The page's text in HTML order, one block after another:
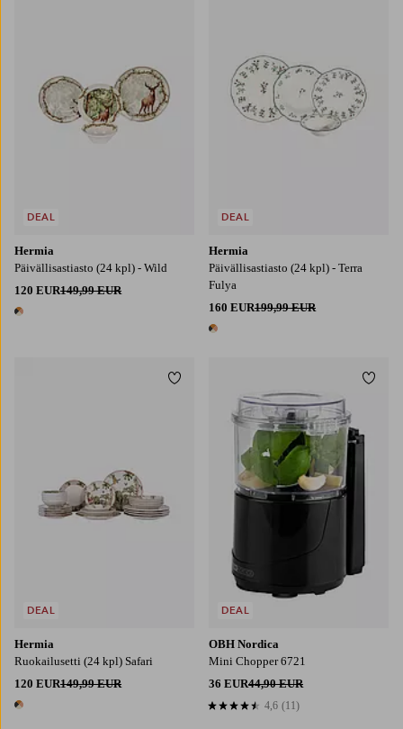
Hermia
Päivällisastiasto (24 kpl) - Wild
120 EUR149,99 EUR
1 väri
DEAL
Hermia
Päivällisastiasto (24 kpl) - Terra
Fulya
160 EUR199,99 EUR
1 väri
DEAL
Hermia
Ruokailusetti (24 kpl) Safari
120 EUR149,99 EUR
1 väri
DEAL
Lisää suosikkeihin
OBH Nordica
Mini Chopper 6721
36 EUR44,90 EUR
4,6 perustuen 11 arvosanaan
4,6 (11)
DEAL